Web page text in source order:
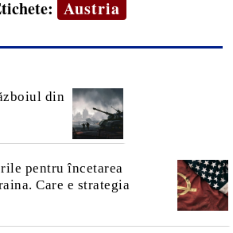
Austria
din
pentru încetarea
Care e strategia